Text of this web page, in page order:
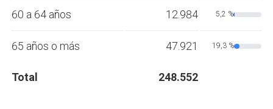
60 a 64 años 12.984 5,2 %
65 años o más 47.921 19,3 %
Total 248.552